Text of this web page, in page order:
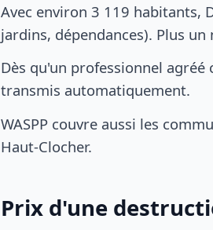
Avec environ 3 119 habitants,
jardins, dépendances). Plus
Dès qu'un professionnel
transmis automatiquement.
WASPP couvre aussi les
Haut-Clocher.
Prix d'une